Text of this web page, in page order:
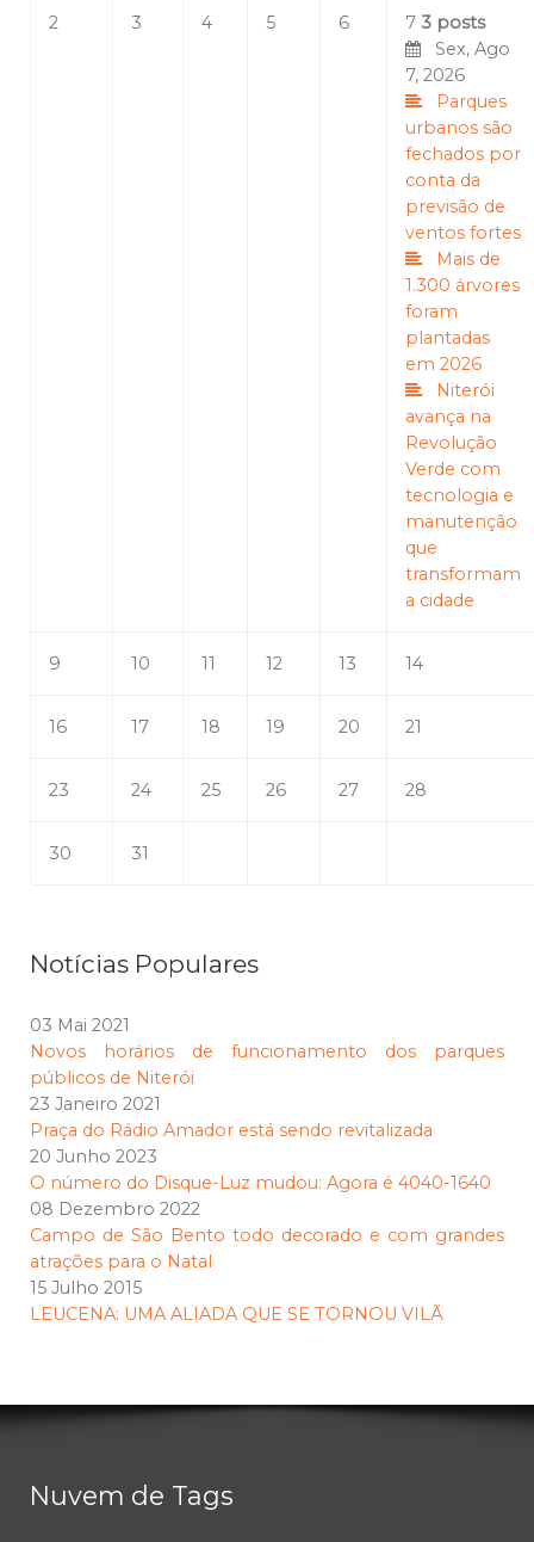
2 3 4 5 6 7 3 posts
Sex, Ago
7, 2026
Parques
urbanos são
fechados por
conta da
previsão de
ventos fortes
Mais de
1.300 árvores
foram
plantadas
em 2026
Niterói
avança na
Revolução
Verde com
tecnologia e
manutenção
que
transformam
a cidade
9 10 11 12 13 14
16 17 18 19 20 21
23 24 25 26 27 28
30 31
Notícias Populares
03 Mai 2021
Novos horários de funcionamento dos parques
públicos de Niterói
23 Janeiro 2021
Praça do Rádio Amador está sendo revitalizada
20 Junho 2023
O número do Disque-Luz mudou: Agora é 4040-1640
08 Dezembro 2022
Campo de São Bento todo decorado e com grandes
atrações para o Natal
15 Julho 2015
LEUCENA: UMA ALIADA QUE SE TORNOU VILÃ
Nuvem de Tags